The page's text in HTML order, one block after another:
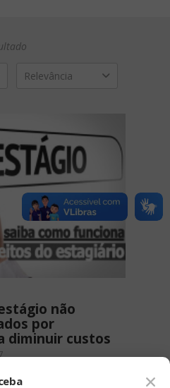
Relevância
não
por
diminuir custos